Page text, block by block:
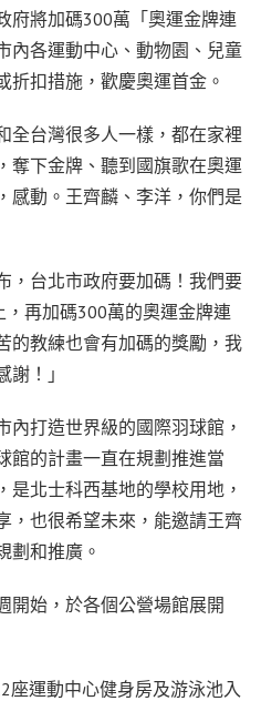
府將加碼300萬「奧運金牌連
內各運動中心、動物園、兒童
折扣措施，歡慶奧運首金。
全台灣很多人一樣，都在家裡
奪下金牌、聽到國旗歌在奧運
感動。王齊麟、李洋，你們是
，台北市政府要加碼！我們要
再加碼300萬的奧運金牌連
的教練也會有加碼的獎勵，我
！」
打造世界級的國際羽球館，
館的計畫一直在規劃推進當
是北士科西基地的學校用地，
，也很希望未來，能邀請王齊
劃和推廣。
開始，於各個公營場館展開
座運動中心健身房及游泳池入